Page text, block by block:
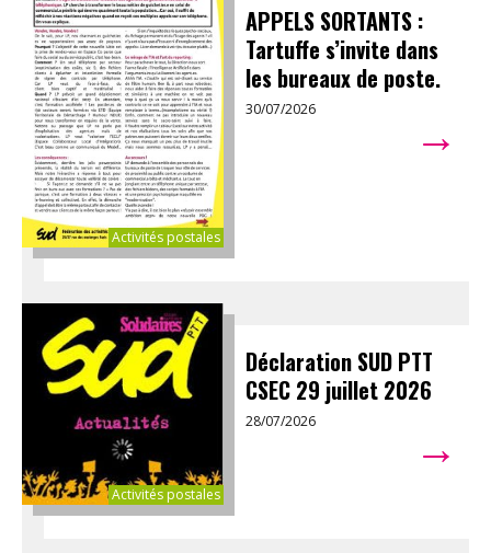
Activités postales
APPELS SORTANTS :
Tartuffe s’invite dans
les bureaux de poste.
30/07/2026 →
Activités postales
Déclaration SUD PTT
CSEC 29 juillet 2026
28/07/2026 →